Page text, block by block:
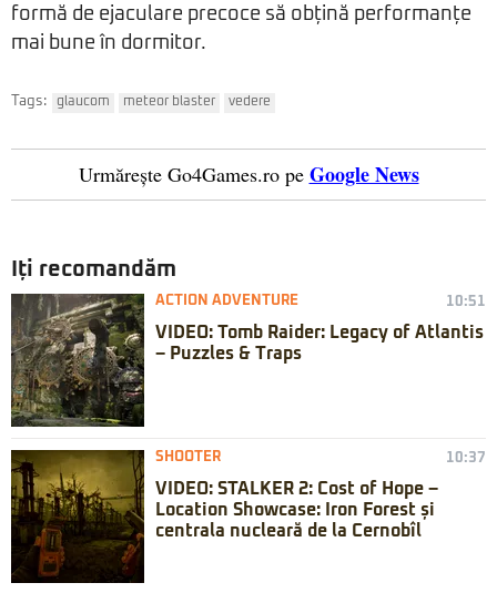
formă de ejaculare precoce să obțină performanțe
mai bune în dormitor.
Tags: glaucom meteor blaster vedere
Urmărește Go4Games.ro pe Google News
Iți recomandăm
ACTION ADVENTURE 10:51
VIDEO: Tomb Raider: Legacy of Atlantis
– Puzzles & Traps
SHOOTER 10:37
VIDEO: STALKER 2: Cost of Hope –
Location Showcase: Iron Forest și
centrala nucleară de la Cernobîl